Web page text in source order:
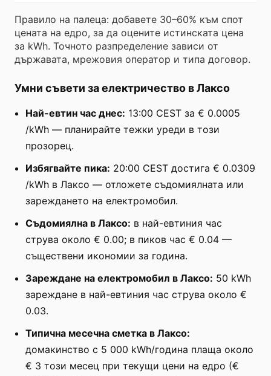
Правило на палеца: добавете 30–60% към спот
цената на едро, за да оцените истинската цена
за kWh. Точното разпределение зависи от
държавата, мрежовия оператор и типа договор.
Умни съвети за електричество в Лаксо
Най-евтин час днес: 13:00 CEST за € 0.0005
/kWh — планирайте тежки уреди в този
прозорец.
Избягвайте пика: 20:00 CEST достига € 0.0309
/kWh в Лаксо — отложете съдомиялната или
зареждането на електромобил.
Съдомиялна в Лаксо: в най-евтиния час
струва около € 0.00; в пиков час € 0.04 —
съществени икономии за година.
Зареждане на електромобил в Лаксо: 50 kWh
зареждане в най-евтиния час струва около €
0.03.
Типична месечна сметка в Лаксо:
домакинство с 5 000 kWh/година плаща около
€ 3 този месец при текущи цени на едро (€